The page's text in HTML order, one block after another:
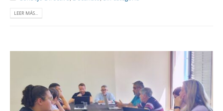
LEER MÁS...